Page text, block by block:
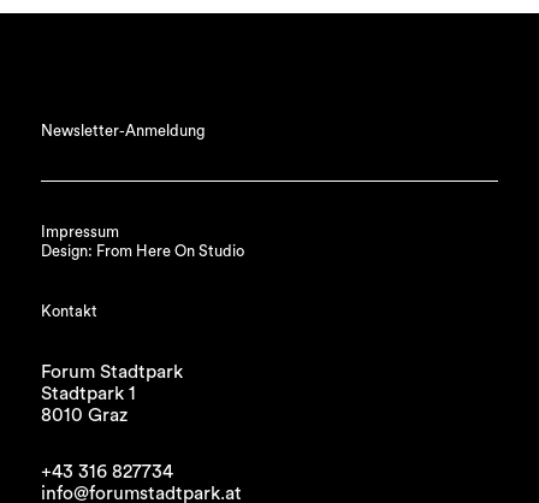
Newsletter-Anmeldung
Impressum
Design: From Here On Studio
Kontakt
Forum Stadtpark
Stadtpark 1
8010 Graz
+43 316 827734
info@forumstadtpark.at